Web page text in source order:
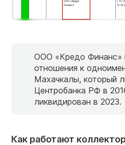
ООО «Кредо Финанс»
отношения к
Махачкалы, который
Центробанка РФ в
ликвидирован в 2023.
Как работают